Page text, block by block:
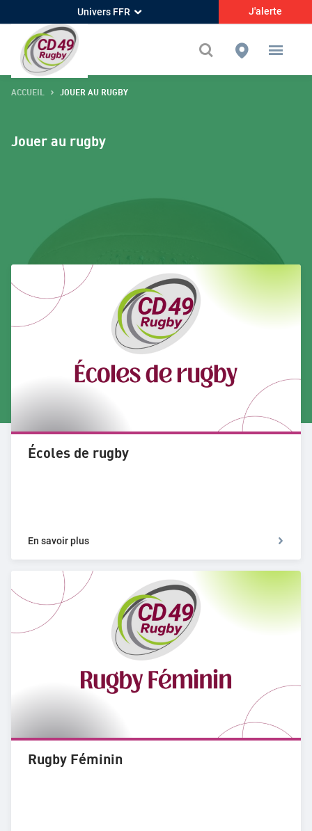
Univers FFR J'alerte
ACCUEIL JOUER AU RUGBY
Jouer au rugby
Écoles de rugby
En savoir plus
Rugby Féminin